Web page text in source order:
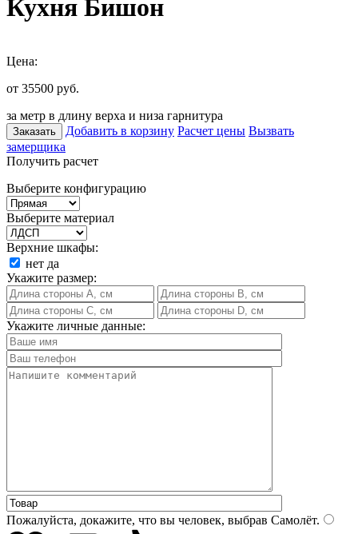
Кухня Бишон
Цена:
от 35500 руб.
за метр в длину верха и низа гарнитура
Заказать Добавить в корзину Расчет цены Вызвать
замерщика
Получить расчет
Выберите конфигурацию
Выберите материал
Верхние шкафы:
нет да
Укажите размер:
Укажите личные данные:
Пожалуйста, докажите, что вы человек, выбрав Самолёт.